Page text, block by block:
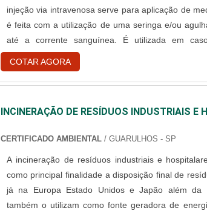
injeção via intravenosa serve para aplicação de
é feita com a utilização de uma seringa e/ou
até a corrente sanguínea. É utilizada em casos de: Efeitos
medicamento; Quando se trata de uma única
medicamento. Quando é utilizado Esse procedimento é feito quando o
paciente....
COTAR AGORA
INCINERAÇÃO DE RESÍDUOS INDUSTRIAIS E
CERTIFICADO AMBIENTAL/ GUARULHOS - SP
A incineração de resíduos industriais e
como principal finalidade a disposição final de
já na Europa Estado Unidos e Japão além da
também o utilizam como fonte geradora de